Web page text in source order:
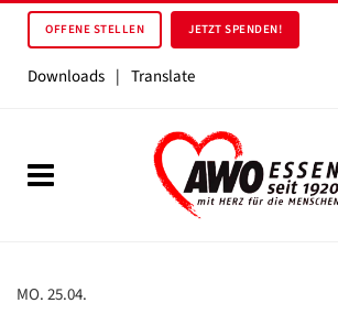
OFFENE STELLEN JETZT SPENDEN!
Downloads | Translate
MO. 25.04.